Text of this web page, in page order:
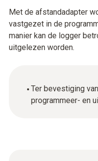
Met de afstandadapter
vastgezet in de
manier kan de logger
uitgelezen worden.
Ter bevestiging
programmeer- en